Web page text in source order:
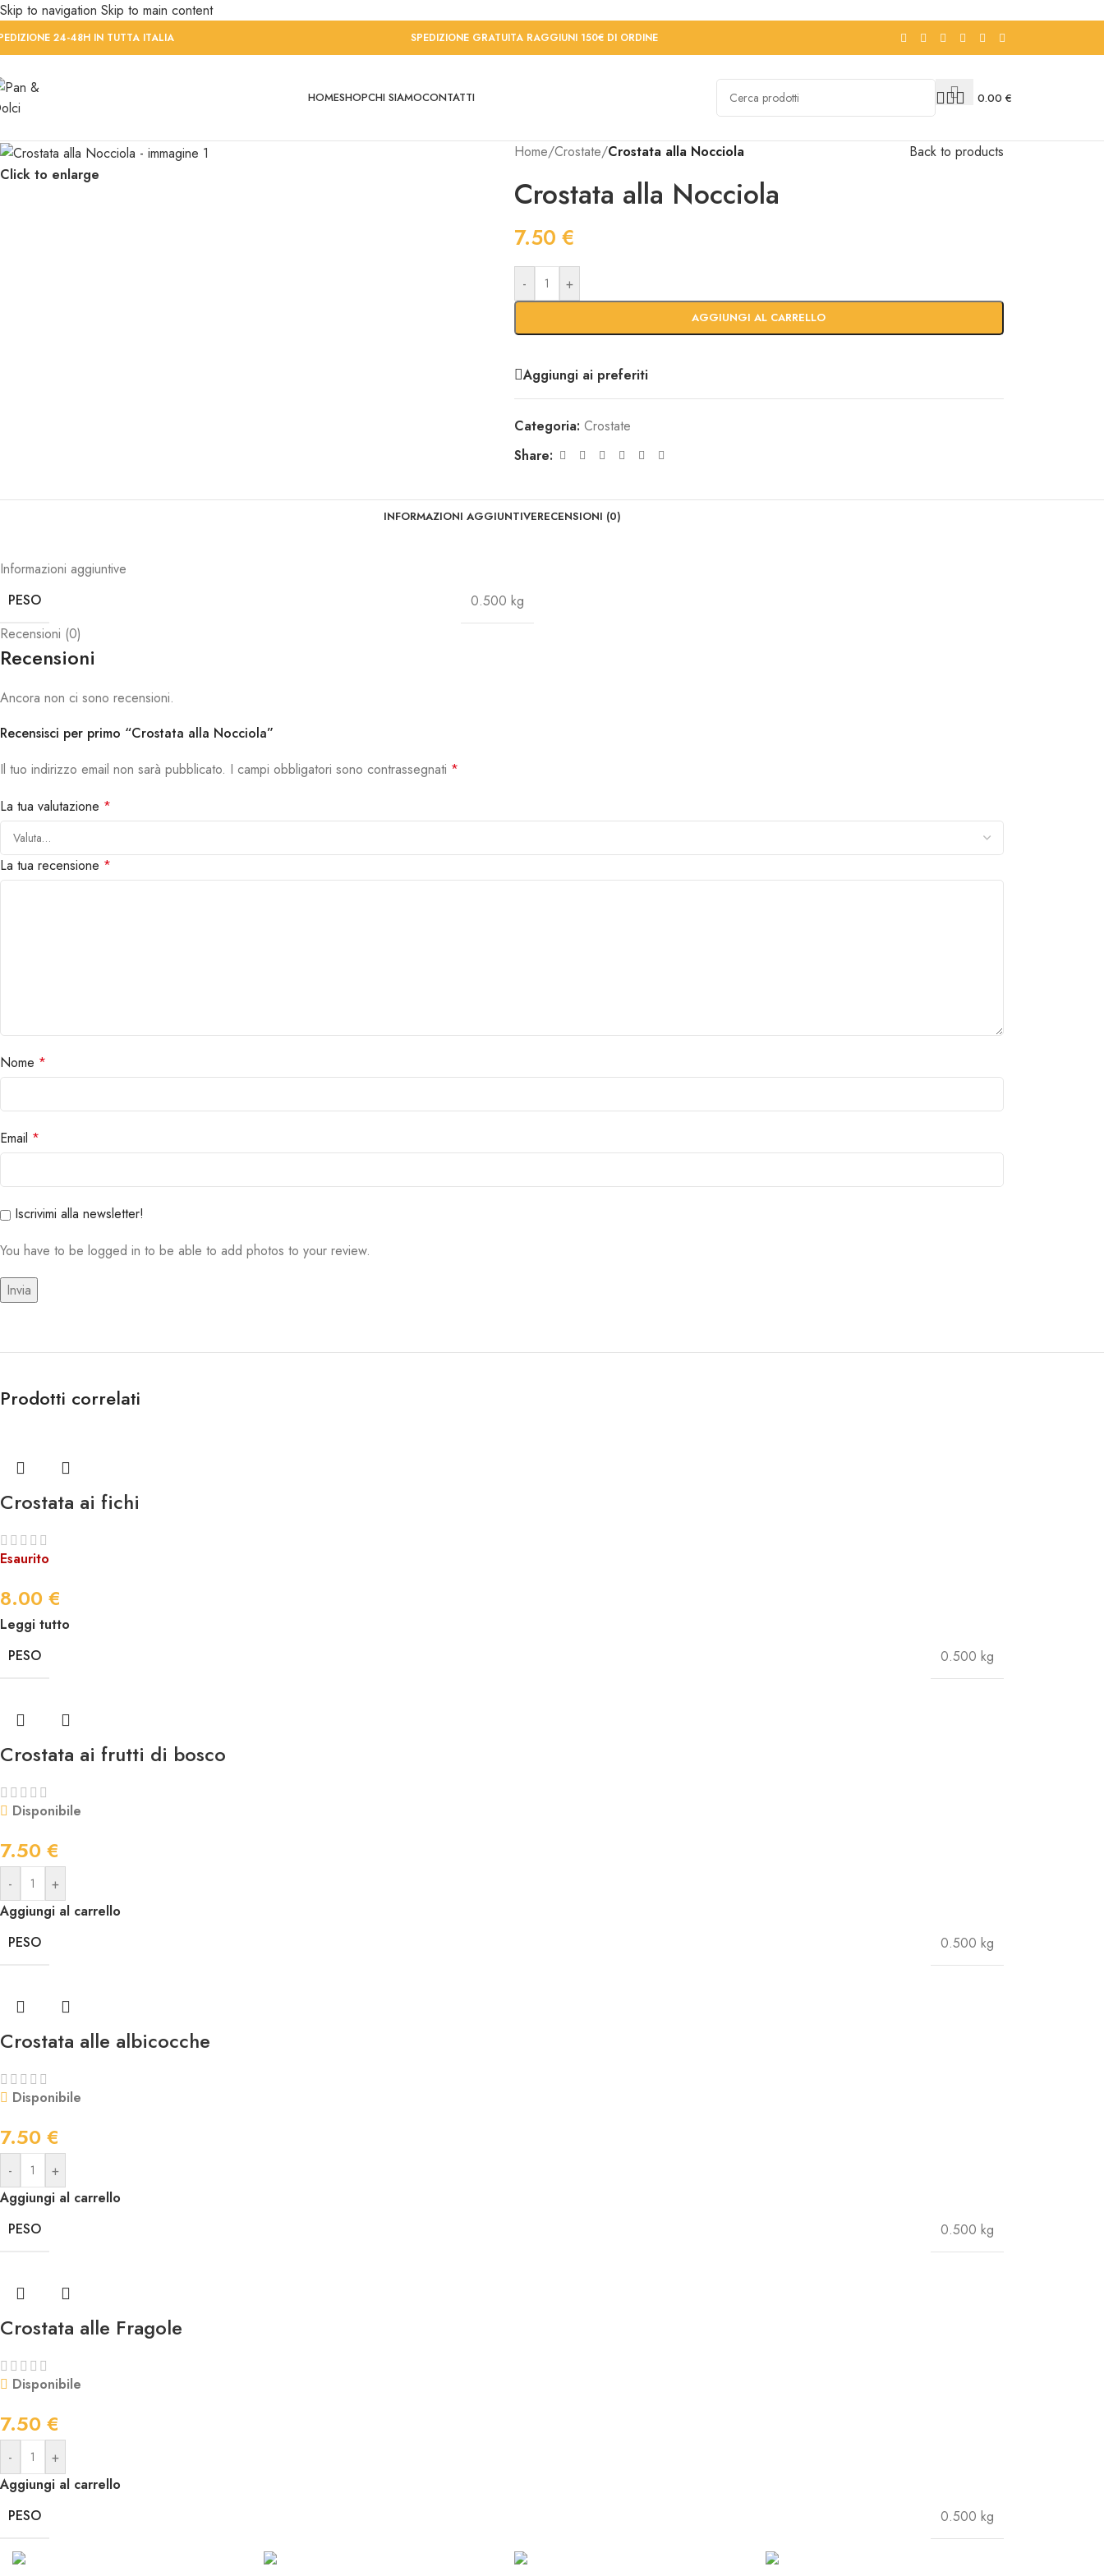
Skip to navigation Skip to main content
24-48H IN TUTTA ITALIA SPEDIZIONE GRATUITA RAGGIUNI 150€ DI ORDINE
HOMESHOPCHI SIAMOCONTATTI 0.00 €
Click to enlarge
Home/Crostate/Crostata alla Nocciola Back to products
Crostata alla Nocciola
7.50 €
- +
AGGIUNGI AL CARRELLO
Aggiungi ai preferiti
Categoria: Crostate
Share:
INFORMAZIONI AGGIUNTIVERECENSIONI (0)
Informazioni aggiuntive
PESO
0.500 kg
Recensioni (0)
Recensioni
Ancora non ci sono recensioni.
Recensisci per primo “Crostata alla Nocciola”
Il tuo indirizzo email non sarà pubblicato. I campi obbligatori sono contrassegnati *
La tua valutazione *
La tua recensione *
Nome *
Email *
Iscrivimi alla newsletter!
You have to be logged in to be able to add photos to your review.
Prodotti correlati
Crostata ai fichi
Esaurito
8.00 €
Leggi tutto
PESO
0.500 kg
Crostata ai frutti di bosco
Disponibile
7.50 €
-
+
Aggiungi al carrello
PESO
0.500 kg
Crostata alle albicocche
Disponibile
7.50 €
-
+
Aggiungi al carrello
PESO
0.500 kg
Crostata alle Fragole
Disponibile
7.50 €
-
+
Aggiungi al carrello
PESO
0.500 kg